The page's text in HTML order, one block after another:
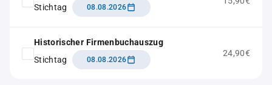
Stichtag
08.08.2026
Historischer Firmenbuchauszug
Stichtag
08.08.2026
24,90€